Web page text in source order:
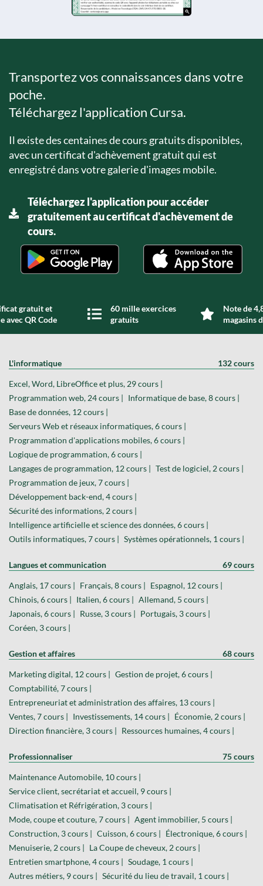
Transportez vos connaissances dans votre
poche.
Téléchargez l'application Cursa.
Il existe des centaines de cours gratuits disponibles,
avec un certificat d'achèvement gratuit qui est
enregistré dans votre galerie d'images mobile.
Téléchargez l'application pour accéder
gratuitement au certificat d'achèvement de
cours.
gratuit et
avec QR Code
60 mille exercices
gratuits
Note de
magasins
L'informatique 132 cours
Excel, Word, LibreOffice et plus, 29 cours |
Programmation web, 24 cours | Informatique de base, 8 cours |
Base de données, 12 cours |
Serveurs Web et réseaux informatiques, 6 cours |
Programmation d'applications mobiles, 6 cours |
Logique de programmation, 6 cours |
Langages de programmation, 12 cours | Test de logiciel, 2 cours |
Programmation de jeux, 7 cours |
Développement back-end, 4 cours |
Sécurité des informations, 2 cours |
Intelligence artificielle et science des données, 6 cours |
Outils informatiques, 7 cours | Systèmes opérationnels, 1 cours |
Langues et communication 69 cours
Anglais, 17 cours | Français, 8 cours | Espagnol, 12 cours |
Chinois, 6 cours | Italien, 6 cours | Allemand, 5 cours |
Japonais, 6 cours | Russe, 3 cours | Portugais, 3 cours |
Coréen, 3 cours |
Gestion et affaires 68 cours
Marketing digital, 12 cours | Gestion de projet, 6 cours |
Comptabilité, 7 cours |
Entrepreneuriat et administration des affaires, 13 cours |
Ventes, 7 cours | Investissements, 14 cours | Économie, 2 cours |
Direction financière, 3 cours | Ressources humaines, 4 cours |
Professionnaliser 75 cours
Maintenance Automobile, 10 cours |
Service client, secrétariat et accueil, 9 cours |
Climatisation et Réfrigération, 3 cours |
Mode, coupe et couture, 7 cours | Agent immobilier, 5 cours |
Construction, 3 cours | Cuisson, 6 cours | Électronique, 6 cours |
Menuiserie, 2 cours | La Coupe de cheveux, 2 cours |
Entretien smartphone, 4 cours | Soudage, 1 cours |
Autres métiers, 9 cours | Sécurité du lieu de travail, 1 cours |